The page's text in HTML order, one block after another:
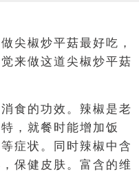
尖椒炒平菇最好吃，
来做这道尖椒炒平菇
食的功效。辣椒是老
，就餐时能增加饭
症状。同时辣椒中含
保健皮肤。富含的维